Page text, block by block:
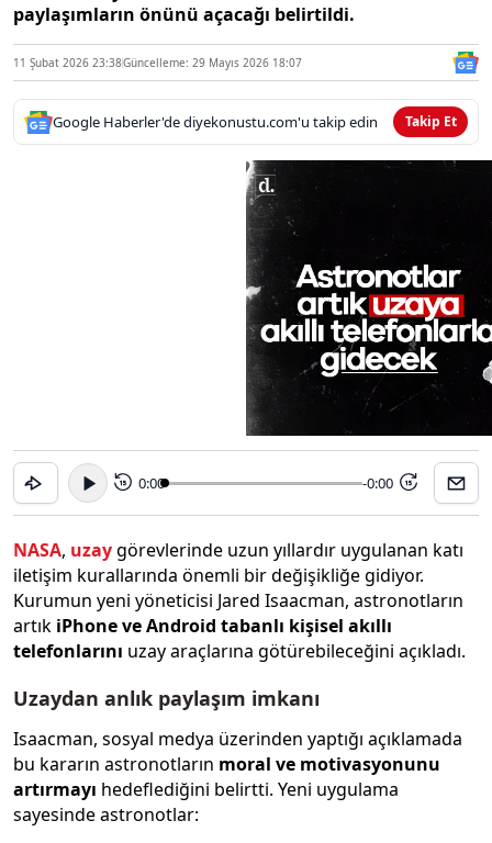
paylaşımların önünü açacağı belirtildi.
11 Şubat 2026 23:38Güncelleme: 29 Mayıs 2026 18:07
Google Haberler'de diyekonustu.com'u takip edin Takip Et
15 0:00 -0:00 15
NASA, uzaygörevlerinde uzun yıllardır uygulanan katı
iletişim kurallarında önemli bir değişikliğe gidiyor.
Kurumun yeni yöneticisi Jared Isaacman, astronotların
artık iPhone ve Android tabanlı kişisel akıllı
telefonlarını uzay araçlarına götürebileceğini açıkladı.
Uzaydan anlık paylaşım imkanı
Isaacman, sosyal medya üzerinden yaptığı açıklamada
bu kararın astronotların moral ve motivasyonunu
artırmayı hedeflediğini belirtti. Yeni uygulama
sayesinde astronotlar: